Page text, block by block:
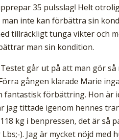
35 pulsslag! Helt
man inte kan förbättra sin
tillräckligt tunga vikter och
man sin kondition.
går ut på att man gör
gången klarade Marie
fantastisk förbättring. Hon är
jag tittade igenom hennes
kg i benpressen, det är så
). Jag är mycket nöjd med